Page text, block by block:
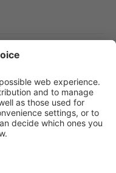
LA PARTITA
ordini, offerte,
speciali e
articoli